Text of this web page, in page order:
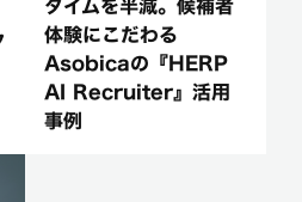
タイムを半減。候補者
体験にこだわる
Asobicaの『HERP
AI Recruiter』活用
事例